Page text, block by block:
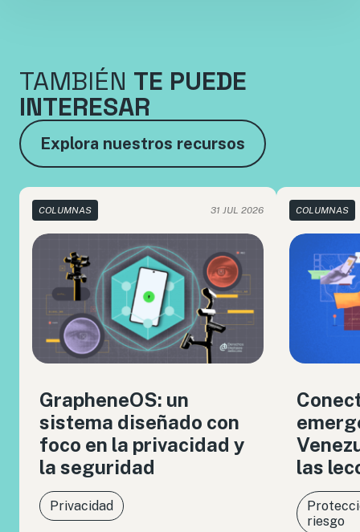
TAMBIÉN TE PUEDE
INTERESAR
Explora nuestros recursos
COLUMNAS 31 JUL 2026
GrapheneOS: un
sistema diseñado con
foco en la privacidad y
la seguridad
Privacidad
COLUMNAS
las
riesgo